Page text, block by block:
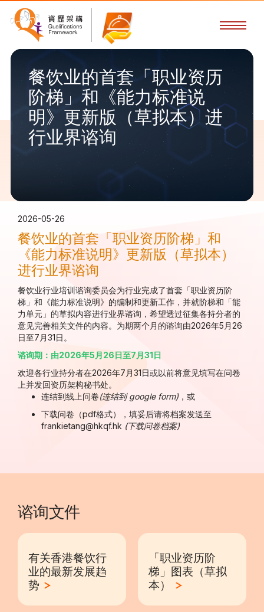
餐饮业的首套「职业资历
阶梯」和《能力标准说
明》更新版（草拟本）进
行业界谘询
2026-05-26
餐饮业的首套「职业资历阶梯」和
《能力标准说明》更新版（草拟本）
进行业界谘询
餐饮业行业培训谘询委员会为行业完成了首套「职业资历阶
梯」和《能力标准说明》的编制和更新工作，并就阶梯和「能
力单元」的草拟内容进行业界谘询，希望透过征集各持分者的
意见完善相关文件的内容。为期两个月的谘询由2026年5月26
日至7月31日。
谘询期：由2026年5月26日至7月31日
欢迎各行业持分者在2026年7月31日或以前将意见填写在问卷
上并发回资历架构秘书处。
连结到线上问卷(连结到 google form) ，或
下载问卷（pdf格式），填妥后请将档案发送至
frankietang@hkqf.hk (下载问卷档案)
谘询文件
有关香港餐饮行
业的最新发展趋
势
「职业资历阶
梯」图表（草拟
本）